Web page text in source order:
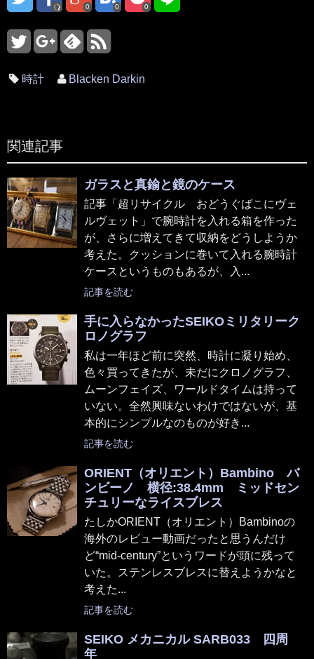
0 0 0
時計 Blacken Darkin
関連記事
ガラスと真鍮と鏡のケース
記事「超リサイクル おどうぐばこにヴェ
ルヴェット」で腕時計を入れる箱を作った
が、さらに増えてきて収納をどうしようか
考えた。クッションに巻いて入れる腕時計
ケースというものもあるが、入...
記事を読む
手に入らなかったSEIKOミリタリーク
ロノグラフ
私は一年ほど前に突然、時計に凝り始め、
色々買ってきたが、未だにクロノグラフ、
ムーンフェイズ、ワールドタイムは持って
いない。全然興味ないわけではないが、基
本的にシンプルなのものが好き...
記事を読む
ORIENT（オリエント）Bambino バ
ンビーノ 横径:38.4mm ミッドセン
チュリーなライスブレス
たしかORIENT（オリエント）Bambinoの
海外のレビュー動画だったと思うんだけ
ど“mid-century”というワードが頭に残って
いた。ステンレスブレスに替えようかなと
考えた...
記事を読む
SEIKO メカニカル SARB033 四周
年